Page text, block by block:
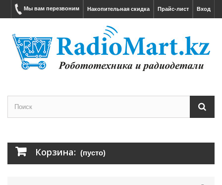
Вход
Прайс-лист
Накопительная скидка
Мы вам перезвоним
Корзина: (пусто)